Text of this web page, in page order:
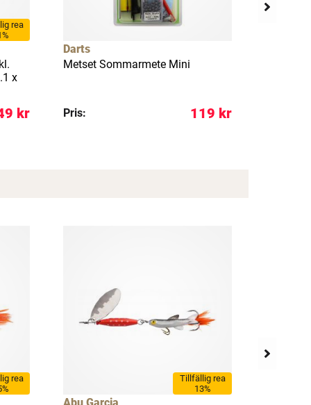
rea
x
kr
Darts
Metset Sommarmete Mini
Pris: 119 kr
rea
Tillfällig rea
13%